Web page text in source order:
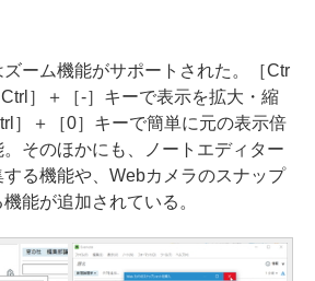
ーム機能がサポートされた。［Ctr
］＋［-］キーで表示を拡大・縮
］＋［0］キーで簡単に元の表示倍
そのほかにも、ノートエディター
る機能や、Webカメラのスナップ
能が追加されている。